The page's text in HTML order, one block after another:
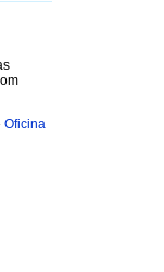
Oficina